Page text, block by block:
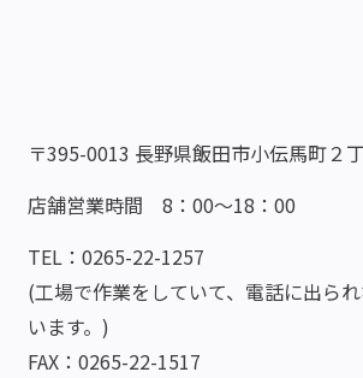
〒395-0013 長野県飯田市小伝馬町２
店舗営業時間 8：00～18：00
TEL：0265-22-1257
(工場で作業をしていて、電話に出ら
います。)
FAX：0265-22-1517